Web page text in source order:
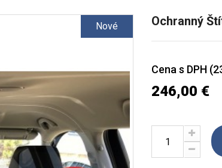
Nové Ochranný
Cena s DPH
246,00 €